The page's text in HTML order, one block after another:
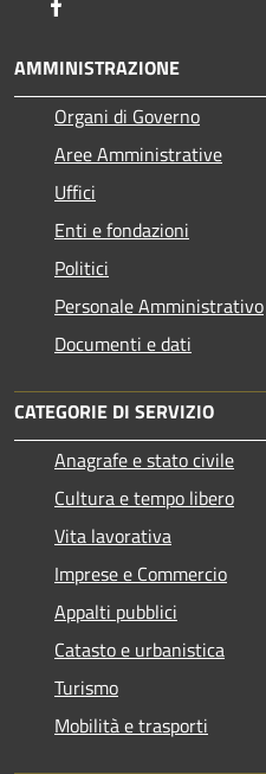
AMMINISTRAZIONE
Organi di Governo
Aree Amministrative
Uffici
Enti e fondazioni
Politici
Personale Amministrativo
Documenti e dati
CATEGORIE DI SERVIZIO
Anagrafe e stato civile
Cultura e tempo libero
Vita lavorativa
Imprese e Commercio
Appalti pubblici
Catasto e urbanistica
Turismo
Mobilità e trasporti